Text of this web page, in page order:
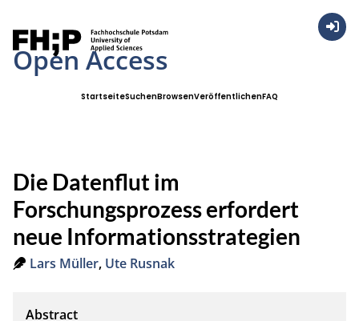
Open Access
StartseiteSuchenBrowsenVeröffentlichenFAQ
Die Datenflut im
Forschungsprozess erfordert
neue Informationsstrategien
Lars Müller, Ute Rusnak